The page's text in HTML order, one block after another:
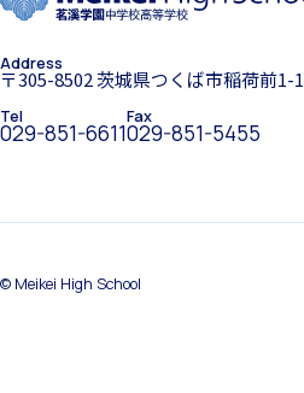
学校長挨拶
Address
〒305-8502 茨城県つくば市稲荷前1-1
Tel
029-851-6611
Fax
029-851-5455
© Meikei High School
希望制海外研修制度